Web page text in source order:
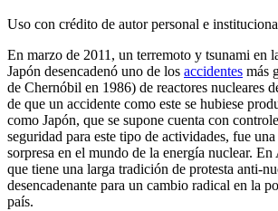
Uso con crédito de autor personal e
En marzo de 2011, un terremoto y tsunami en
Japón desencadenó uno de los accidentes más
de Chernóbil en 1986) de reactores nucleares
de que un accidente como este se hubiese
como Japón, que se supone cuenta con
seguridad para este tipo de actividades, fue una
sorpresa en el mundo de la energía nuclear.
que tiene una larga tradición de protesta anti-
desencadenante para un cambio radical en la
país.